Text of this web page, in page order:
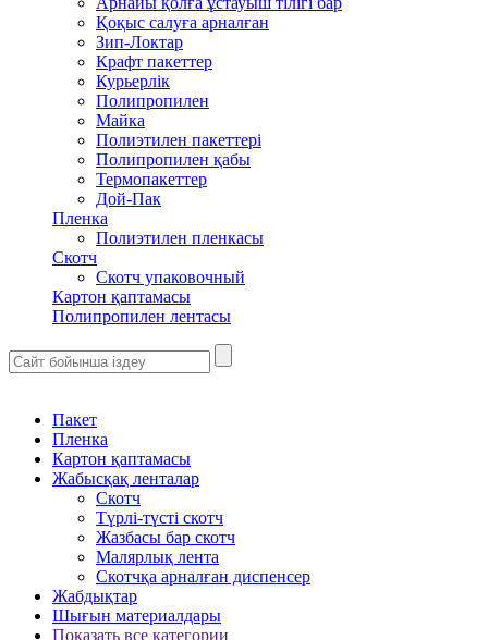
Қоқыс салуға арналған
Зип-Локтар
Крафт пакеттер
Курьерлік
Полипропилен
Майка
Полиэтилен пакеттері
Полипропилен қабы
Термопакеттер
Дой-Пак
Пленка
Полиэтилен пленкасы
Скотч
Скотч упаковочный
Картон қаптамасы
Полипропилен лентасы
Пакет
Пленка
Картон қаптамасы
Жабысқақ ленталар
Скотч
Түрлі-түсті скотч
Жазбасы бар скотч
Малярлық лента
Скотчқа арналған диспенсер
Жабдықтар
Шығын материалдары
Показать все категории